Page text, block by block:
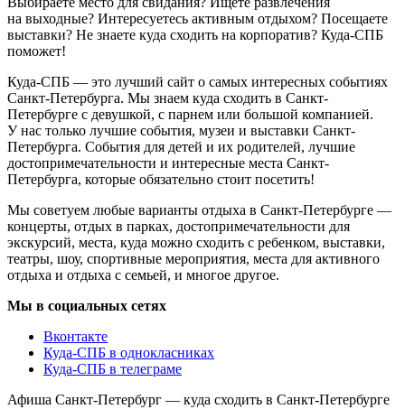
на выходные? Интересуетесь активным отдыхом? Посещаете
выставки? Не знаете куда сходить на корпоратив? Куда-СПБ
поможет!
Куда-СПБ — это лучший сайт о самых интересных событиях
Санкт-Петербурга. Мы знаем куда сходить в Санкт-
Петербурге с девушкой, с парнем или большой компанией.
У нас только лучшие события, музеи и выставки Санкт-
Петербурга. События для детей и их родителей, лучшие
достопримечательности и интересные места Санкт-
Петербурга, которые обязательно стоит посетить!
Мы советуем любые варианты отдыха в Санкт-Петербурге —
концерты, отдых в парках, достопримечательности для
экскурсий, места, куда можно сходить с ребенком, выставки,
театры, шоу, спортивные мероприятия, места для активного
отдыха и отдыха с семьей, и многое другое.
Мы в социальных сетях
Вконтакте
Куда-СПБ в однокласниках
Куда-СПБ в телеграме
Афиша Санкт-Петербург — куда сходить в Санкт-Петербурге